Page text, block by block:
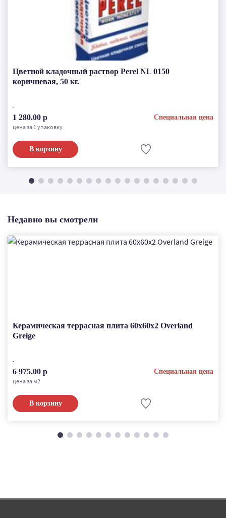
Цветной кладочный раствор Perel NL 0150
коричневая, 50 кг.
1 280.00 р
Специальная цена
цена за 1 упаковку
В корзину
Недавно вы смотрели
Керамическая террасная плита 60x60x2 Overland
Greige
6 975.00 р
Специальная цена
цена за м2
В корзину